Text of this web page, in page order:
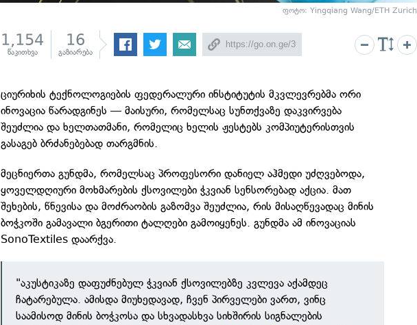
ფოტო: Yingqiang Wang/ETH Zurich
1,154
წაკითხვა
16
გაზიარება
ციურიხის ტექნოლოგიების ფედერალური ინსტიტუტის მკვლევრებმა ორი
ინოვაცია წარადგინეს — მაისური, რომელსაც სუნთქვაზე დაკვირვება
შეუძლია და ხელთათმანი, რომელიც ხელის ჟესტებს კომპიუტერისთვის
გასაგებ ბრძანებებად თარგმნის.
მეცნიერთა გუნდმა, რომელსაც პროფესორი დანიელ აჰმედი უძღვებოდა,
ყოველდღიური მოხმარების ქსოვილები ჭკვიან სენსორებად აქცია. მათ
შეხების, წნევისა და მოძრაობის გაზომვა შეუძლია, რის მისაღწევადაც მინის
ბოჭკოში გამავალი ბგერითი ტალღები გამოიყენეს. გუნდმა ამ ინოვაციას
SonoTextiles დაარქვა.
"აკუსტიკაზე დაფუძნებულ ჭკვიან ქსოვილებზე კვლევა აქამდეც
ჩატარებულა. ამისდა მიუხედავად, ჩვენ პირველები ვართ, ვინც
საამისოდ მინის ბოჭკოსა და სხვადასხვა სიხშირის სიგნალების